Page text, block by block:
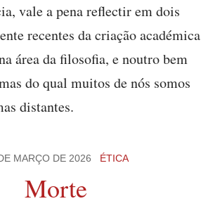
vale a pena reflectir em dois
recentes da criação académica
área da filosofia, e noutro bem
do qual muitos de nós somos
distantes.
MARÇO DE 2026 ÉTICA
Morte